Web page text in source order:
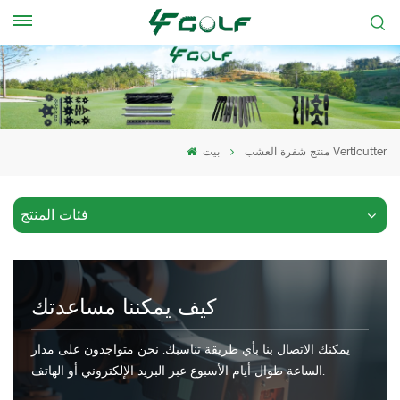
بيت منتج شفرة العشب Verticutter
فئات المنتج
كيف يمكننا مساعدتك
يمكنك الاتصال بنا بأي طريقة تناسبك. نحن متواجدون على مدار
الساعة طوال أيام الأسبوع عبر البريد الإلكتروني أو الهاتف.